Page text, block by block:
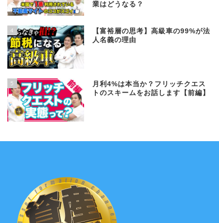
業はどうなる？
4
【富裕層の思考】高級車の99%が法
人名義の理由
5
月利4%は本当か？フリッチクエス
トのスキームをお話します【前編】